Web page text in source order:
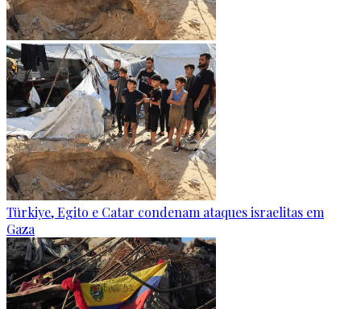
Türkiye, Egito e Catar condenam ataques israelitas em
Gaza